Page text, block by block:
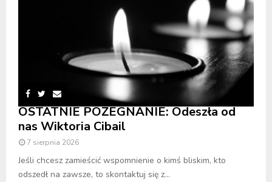
OSTATNIE POŻEGNANIE: Odeszła od
nas Wiktoria Cibail
7 sierpnia 2026
Jeśli chcesz zamieścić wspomnienie o kimś bliskim, kto
odszedł na zawsze, to skontaktuj się z...